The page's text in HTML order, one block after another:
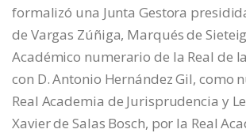
formalizó una Junta Gestora
de Vargas Zúñiga, Marqués de
Académico numerario de la Real de
con D. Antonio Hernández Gil, como
Real Academia de Jurisprudencia y
Xavier de Salas Bosch, por la Real